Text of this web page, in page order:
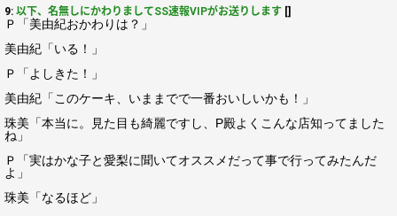
9: 以下、名無しにかわりましてSS速報VIPがお送りします []
Ｐ「美由紀おかわりは？」
美由紀「いる！」
Ｐ「よしきた！」
美由紀「このケーキ、いままでで一番おいしいかも！」
珠美「本当に。見た目も綺麗ですし、P殿よくこんな店知ってました
ね」
Ｐ「実はかな子と愛梨に聞いてオススメだって事で行ってみたんだ
よ」
珠美「なるほど」